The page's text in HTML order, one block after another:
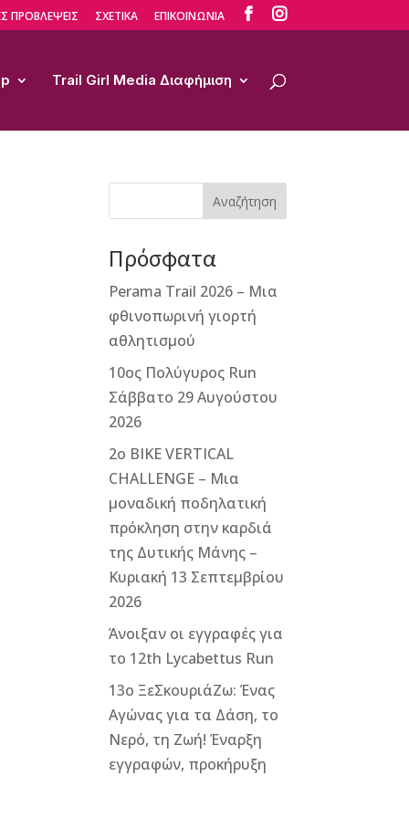
ΠΡΟΒΛΕΨΕΙΣ ΣΧΕΤΙΚΑ ΕΠΙΚΟΙΝΩΝΙΑ  
Trail Girl Media Διαφήμιση
Αναζήτηση
Πρόσφατα
Perama Trail 2026 – Μια
φθινοπωρινή γιορτή
αθλητισμού
10ος Πολύγυρος Run
Σάββατο 29 Αυγούστου
2026
2ο ΒΙΚΕ VERTICAL
CHALLENGE – Μια
μοναδική ποδηλατική
πρόκληση στην καρδιά
της Δυτικής Μάνης –
Κυριακή 13 Σεπτεμβρίου
2026
Άνοιξαν οι εγγραφές για
το 12th Lycabettus Run
13ο ΞεΣκουριάΖω: Ένας
Αγώνας για τα Δάση, το
Νερό, τη Ζωή! Έναρξη
εγγραφών, προκήρυξη